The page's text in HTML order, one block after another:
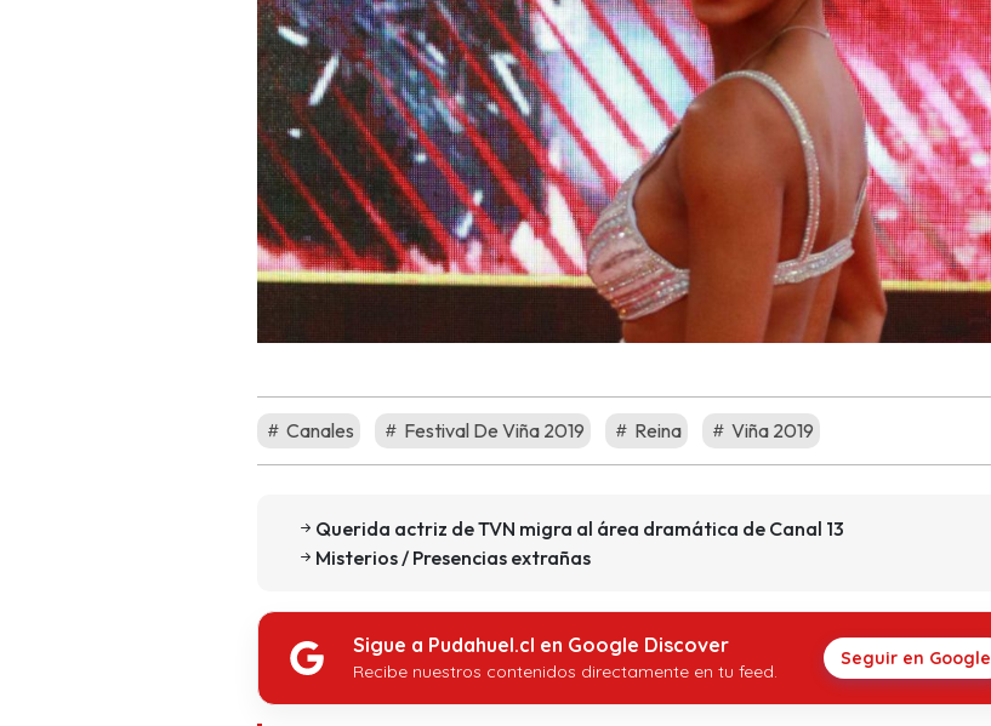
Canales Festival De Viña 2019 Reina Viña 2019
Querida actriz de TVN migra al área dramática de Canal 13
Misterios / Presencias extrañas
Sigue a Pudahuel.cl en Google Discover
Recibe nuestros contenidos directamente en tu feed.
Seguir en Google